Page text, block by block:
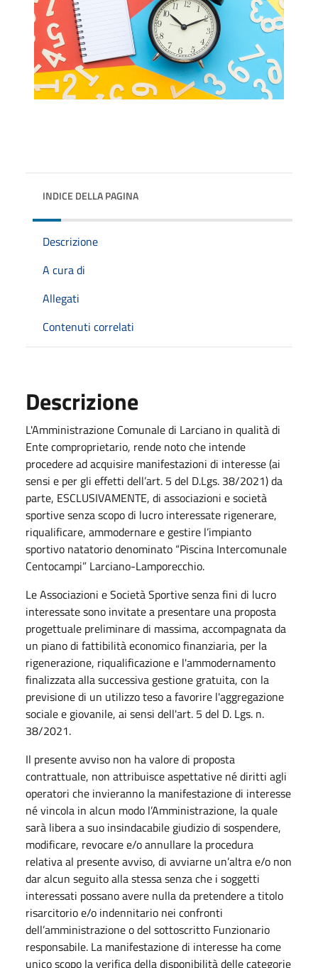
INDICE DELLA PAGINA
Descrizione
A cura di
Allegati
Contenuti correlati
Descrizione
L'Amministrazione Comunale di Larciano in qualità di
Ente comproprietario, rende noto che intende
procedere ad acquisire manifestazioni di interesse (ai
sensi e per gli effetti dell’art. 5 del D.Lgs. 38/2021) da
parte, ESCLUSIVAMENTE, di associazioni e società
sportive senza scopo di lucro interessate rigenerare,
riqualificare, ammodernare e gestire l’impianto
sportivo natatorio denominato “Piscina Intercomunale
Centocampi” Larciano-Lamporecchio.
Le Associazioni e Società Sportive senza fini di lucro
interessate sono invitate a presentare una proposta
progettuale preliminare di massima, accompagnata da
un piano di fattibilità economico finanziaria, per la
rigenerazione, riqualificazione e l'ammodernamento
finalizzata alla successiva gestione gratuita, con la
previsione di un utilizzo teso a favorire l'aggregazione
sociale e giovanile, ai sensi dell'art. 5 del D. Lgs. n.
38/2021.
Il presente avviso non ha valore di proposta
contrattuale, non attribuisce aspettative né diritti agli
operatori che invieranno la manifestazione di interesse
né vincola in alcun modo l’Amministrazione, la quale
sarà libera a suo insindacabile giudizio di sospendere,
modificare, revocare e/o annullare la procedura
relativa al presente avviso, di avviarne un’altra e/o non
dar alcun seguito alla stessa senza che i soggetti
interessati possano avere nulla da pretendere a titolo
risarcitorio e/o indennitario nei confronti
dell’amministrazione o del sottoscritto Funzionario
responsabile. La manifestazione di interesse ha come
unico scopo la verifica della disponibilità delle categorie